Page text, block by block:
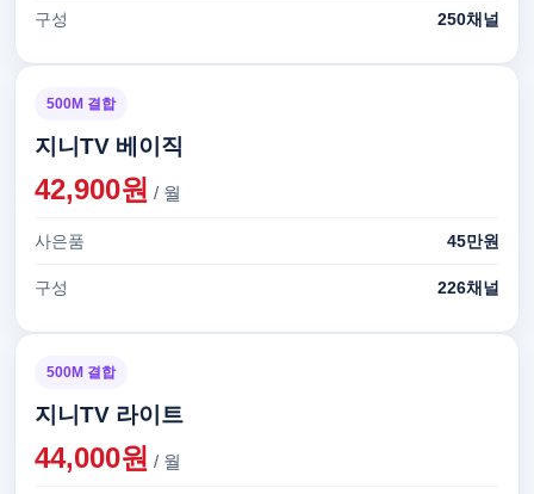
구성 250채널
500M 결합
지니TV 베이직
42,900원 / 월
사은품 45만원
구성 226채널
500M 결합
지니TV 라이트
44,000원 / 월